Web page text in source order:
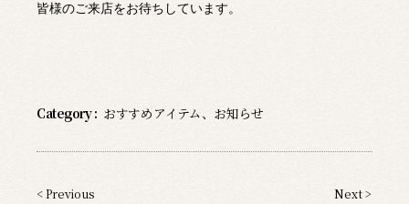
皆様のご来店をお待ちしています。
Category : おすすめアイテム、 お知らせ
< Previous Next >